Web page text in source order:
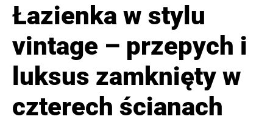
Łazienka w stylu
vintage – przepych i
luksus zamknięty w
czterech ścianach